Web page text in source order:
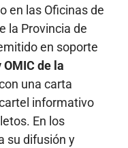
en las Oficinas de
la Provincia de
en soporte
OMIC de la
una carta
informativo
En los
su difusión y